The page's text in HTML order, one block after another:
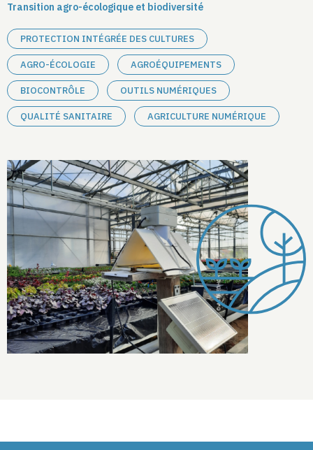
Transition agro-écologique et biodiversité
PROTECTION INTÉGRÉE DES CULTURES
AGRO-ÉCOLOGIE AGROÉQUIPEMENTS
BIOCONTRÔLE OUTILS NUMÉRIQUES
QUALITÉ SANITAIRE AGRICULTURE NUMÉRIQUE